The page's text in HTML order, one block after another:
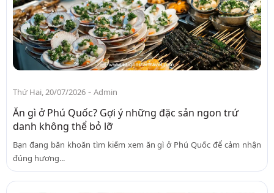
Thứ Hai, 20/07/2026 - Admin
Ăn gì ở Phú Quốc? Gợi ý những đặc sản ngon trứ
danh không thể bỏ lỡ
Bạn đang băn khoăn tìm kiếm xem ăn gì ở Phú Quốc để cảm nhận
đúng hương...